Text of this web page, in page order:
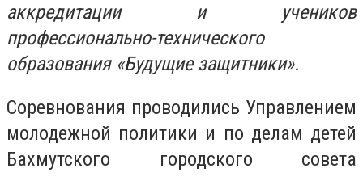
аккредитации и учеников
профессионально-технического
образования «Будущие защитники».
Соревнования проводились Управлением
молодежной политики и по делам детей
Бахмутского городского совета